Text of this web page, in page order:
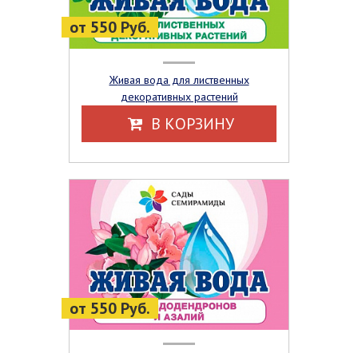
от 550 Руб.
Живая вода для лиственных
декоративных растений
В КОРЗИНУ
от 550 Руб.